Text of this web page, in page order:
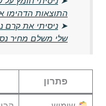
התוצאות הדהימו
➤ניסיתי את קרם
שלי משלם מחיר
פתרון